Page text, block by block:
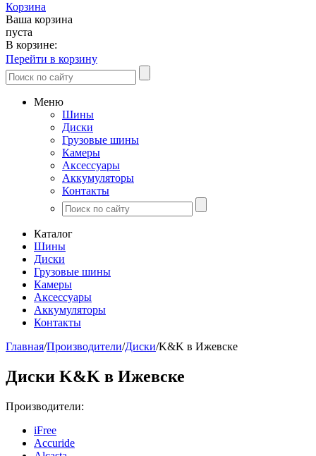
Корзина
Ваша корзина
пуста
В корзине:
Перейти в корзину
Меню
Шины
Диски
Грузовые шины
Камеры
Аксессуары
Аккумуляторы
Контакты
Каталог
Шины
Диски
Грузовые шины
Камеры
Аксессуары
Аккумуляторы
Контакты
Главная/Производители/Диски/K&K в Ижевске
Диски K&K в Ижевске
Производители:
iFree
Accuride